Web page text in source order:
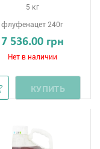
5 кг
флуфенацет 240г
7 536.00 грн
Нет в наличии
КУПИТЬ